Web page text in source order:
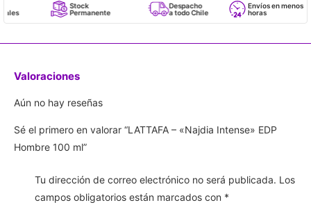
Stock
Permanente
Despacho
a todo Chile
Envíos en menos de 24
horas
Valoraciones
Aún no hay reseñas
Sé el primero en valorar “LATTAFA – «Najdia Intense» EDP
Hombre 100 ml”
Tu dirección de correo electrónico no será publicada. Los
campos obligatorios están marcados con *